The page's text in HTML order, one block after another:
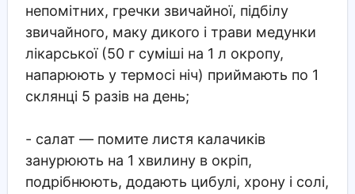
непомітних, гречки звичайної, підбілу
звичайного, маку дикого і трави медунки
лікарської (50 г суміші на 1 л окропу,
напарюють у термосі ніч) приймають по 1
склянці 5 разів на день;
- салат — помите листя калачиків
занурюють на 1 хвилину в окріп,
подрібнюють, додають цибулі, хрону і солі,